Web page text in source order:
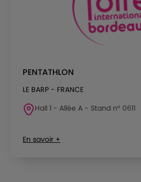
PENTATHLON
LE BARP - FRANCE
Hall 1 - Allée A - Stand n° 0611
En savoir +